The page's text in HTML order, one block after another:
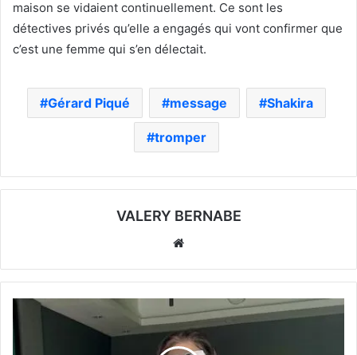
maison se vidaient continuellement. Ce sont les
détectives privés qu’elle a engagés qui vont confirmer que
c’est une femme qui s’en délectait.
Gérard Piqué message Shakira
tromper
VALERY BERNABE